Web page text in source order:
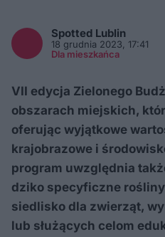
Spotted Lublin
18 grudnia 2023, 17:41
Dla mieszkańca
VII edycja Zielonego
obszarach miejskich,
oferując wyjątkowe
krajobrazowe i
program uwzględnia
dziko specyficzne
siedlisko dla zwierząt,
lub służących celom